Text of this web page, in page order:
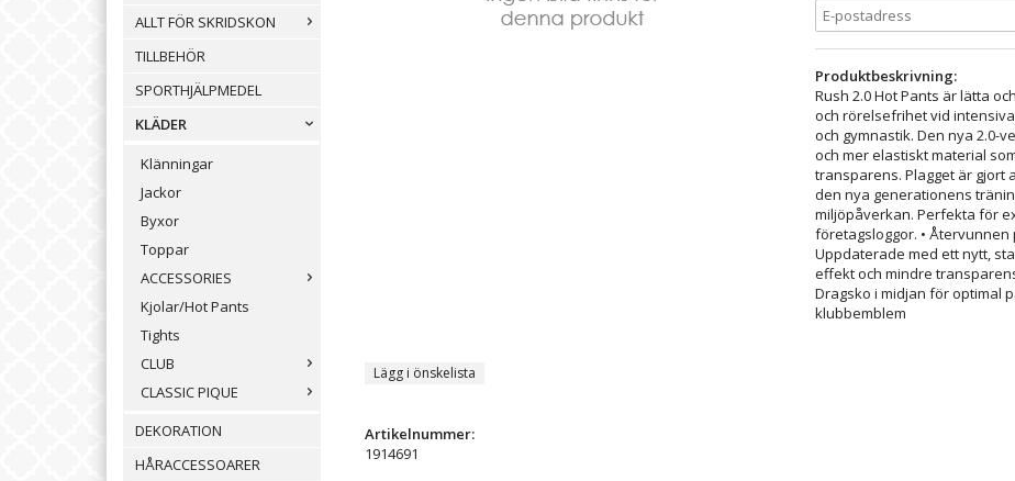
ALLT FÖR SKRIDSKON
TILLBEHÖR
SPORTHJÄLPMEDEL
KLÄDER
Klänningar
Jackor
Byxor
Toppar
ACCESSORIES
Kjolar/Hot Pants
Tights
CLUB
CLASSIC PIQUE
DEKORATION
HÅRACCESSOARER
Produktbeskrivning:
Rush 2.0 Hot Pants är lätta
och rörelsefrihet vid
och gymnastik. Den nya 2.0-
och mer elastiskt material
transparens. Plagget är
den nya generationens
miljöpåverkan. Perfekta för
företagsloggor. •
Uppdaterade med ett nytt,
effekt och mindre
Dragsko i midjan för optimal
klubbemblem
Lägg i önskelista
Artikelnummer:
1914691